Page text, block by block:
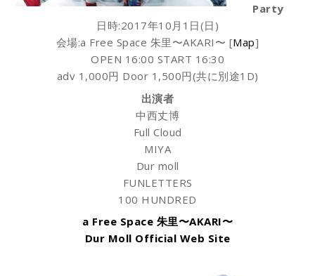
Party
日時:2017年10月1日(日)
会場:a Free Space 朱里〜AKARI〜 [Map]
OPEN 16:00 START 16:30
adv 1,000円 Door 1,500円(共に別途1D)
出演者
中西丈博
Full Cloud
MIYA
Dur moll
FUNLETTERS
100 HUNDRED
a Free Space 朱里〜AKARI〜
Dur Moll Official Web Site